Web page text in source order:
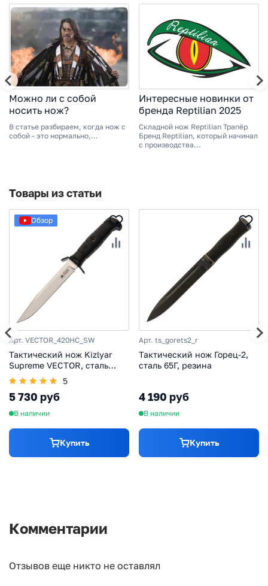
Можно ли с собой
носить нож?
В статье разбираем, когда нож с
собой - это нормально,...
Интересные новинки от
бренда Reptilian 2025
Складной нож Reptilian Трапёр
Бренд Reptilian, который начинал
с производства...
Товары из статьи
Обзор
Арт. VECTOR_420HC_SW
Тактический нож Kizlyar
Supreme VECTOR, сталь
420HC SW, рукоять кратон
5
5 730 руб
В наличии
Купить
Арт. ts_gorets2_r
Тактический нож Горец-2,
сталь 65Г, резина
4 190 руб
В наличии
Купить
Комментарии
Отзывов еще никто не оставлял